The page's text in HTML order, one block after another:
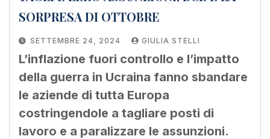
SORPRESA DI OTTOBRE
SETTEMBRE 24, 2024 GIULIA STELLI
L’inflazione fuori controllo e l’impatto
della guerra in Ucraina fanno sbandare
le aziende di tutta Europa
costringendole a tagliare posti di
lavoro e a paralizzare le assunzioni.